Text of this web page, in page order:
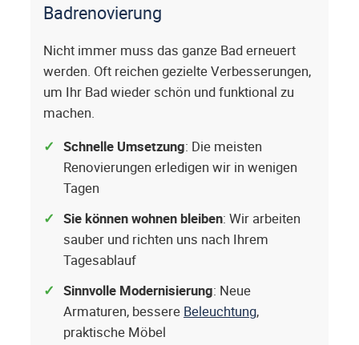
Badrenovierung
Nicht immer muss das ganze Bad erneuert
werden. Oft reichen gezielte Verbesserungen,
um Ihr Bad wieder schön und funktional zu
machen.
Schnelle Umsetzung: Die meisten
Renovierungen erledigen wir in wenigen
Tagen
Sie können wohnen bleiben: Wir arbeiten
sauber und richten uns nach Ihrem
Tagesablauf
Sinnvolle Modernisierung: Neue
Armaturen, bessere Beleuchtung,
praktische Möbel